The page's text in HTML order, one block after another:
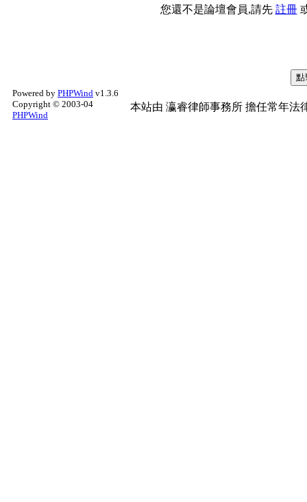
您還不是論壇會員,請先 註冊
Powered by PHPWind v1.3.6
Copyright © 2003-04
PHPWind
本站由 瀛睿律師事務所 擔任常年法